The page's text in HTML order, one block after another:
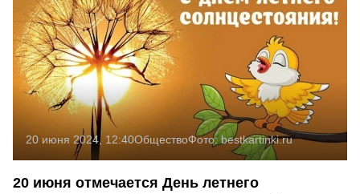
20 июня 2024, 12:40ОбществоФото: bestkartinki.ru
20 июня отмечается День летнего